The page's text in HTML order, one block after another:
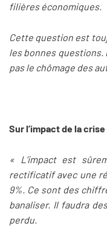
filières économiques.
Cette question est
les bonnes questions.
pas le chômage des
Sur l’impact de la crise
« L’impact est
rectificatif avec une
9%. Ce sont des
banaliser. Il faudra
perdu.